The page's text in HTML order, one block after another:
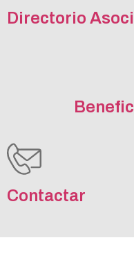
Directorio
Contactar